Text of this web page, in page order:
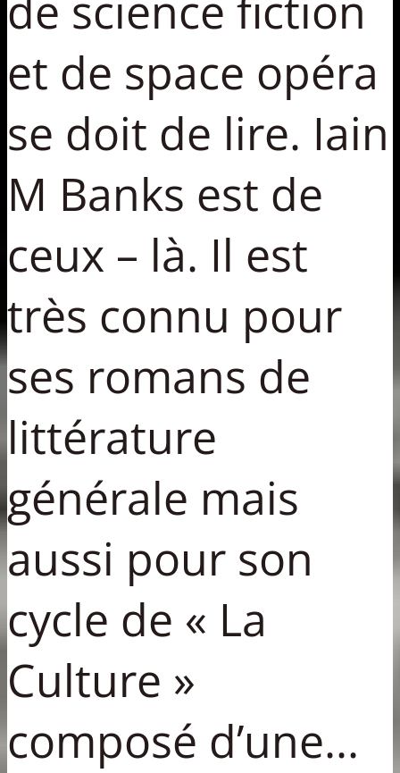
et de space opéra
se doit de lire. Iain
M Banks est de
ceux – là. Il est
très connu pour
ses romans de
littérature
générale mais
aussi pour son
cycle de « La
Culture »
composé d’une...